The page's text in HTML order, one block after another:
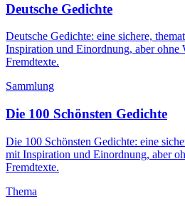
Deutsche Gedichte
Deutsche Gedichte: eine sichere,
Inspiration und Einordnung, aber ohne
Fremdtexte.
Sammlung
Die 100 Schönsten Gedichte
Die 100 Schönsten Gedichte: eine
mit Inspiration und Einordnung, aber
Fremdtexte.
Thema